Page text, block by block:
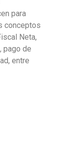
para
conceptos
Neta,
pago de
entre